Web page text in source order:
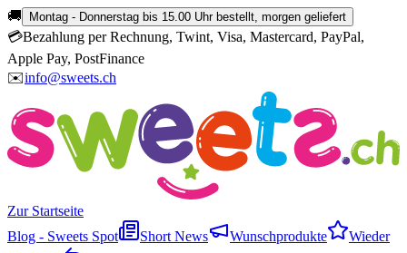
🚚 Montag - Donnerstag bis 15.00 Uhr bestellt, morgen geliefert
💳Bezahlung per Rechnung, Twint, Visa, Mastercard, PayPal,
Apple Pay, PostFinance
✉️info@sweets.ch
Zur Startseite
Blog - Sweets Spot
Short News Wunschprodukte
Wieder